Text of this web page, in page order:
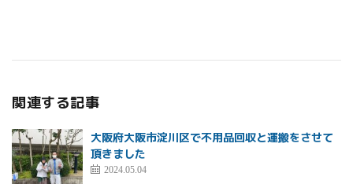
関連する記事
大阪府大阪市淀川区で不用品回収と運搬をさせて
頂きました
2024.05.04